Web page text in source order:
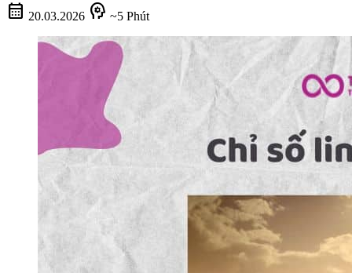
calendar_month 20.03.2026 psychology ~5 Phút